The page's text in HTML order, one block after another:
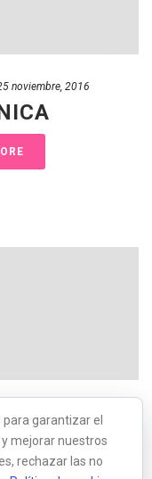
noviembre, 2016
8 noviembre, 2016
garantizar el
mejorar nuestros
rechazar las no